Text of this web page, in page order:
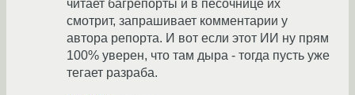
читает багрепорты и в песочнице их
смотрит, запрашивает комментарии у
автора репорта. И вот если этот ИИ ну прям
100% уверен, что там дыра - тогда пусть уже
тегает разраба.